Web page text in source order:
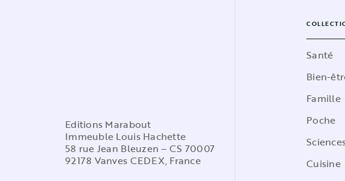
Editions Marabout
Immeuble Louis Hachette
58 rue Jean Bleuzen – CS 70007
92178 Vanves CEDEX, France
Santé
Bien-
Famille
Poche
Cuisine